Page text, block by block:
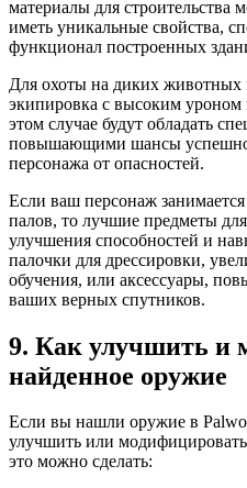
материалы для строительства
иметь уникальные свойства,
функционал построенных
Для охоты на диких животных
экипировка с высоким
этом случае будут обладать
повышающими шансы
персонажа от опасностей.
Если ваш персонаж
палов, то лучшие предметы
улучшения способностей и
палочки для дрессировки,
обучения, или аксессуары,
ваших верных спутников.
9. Как улучшить и
найденное оружие
Если вы нашли оружие в
улучшить или
это можно сделать: